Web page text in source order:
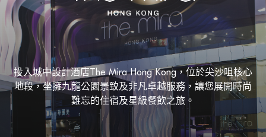
投入城中設計酒店The Mira Hong Kong，位於尖沙咀核心
地段，坐擁九龍公園景致及非凡卓越服務，讓您展開時尚
難忘的住宿及星級餐飲之旅。